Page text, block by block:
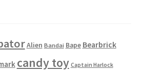
Alien Bandai Bape Bearbrick
candy toy Captain Harlock